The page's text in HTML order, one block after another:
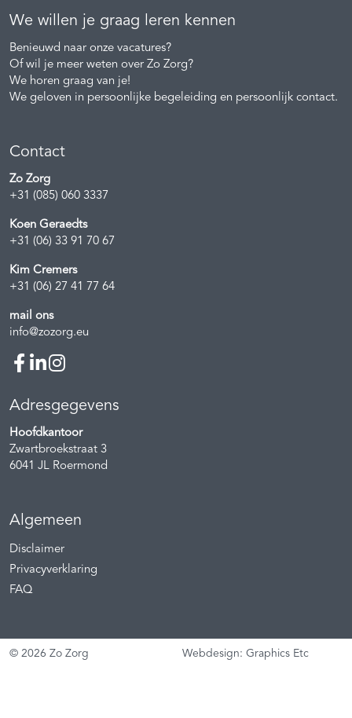
We willen je graag leren kennen
Benieuwd naar onze vacatures?
Of wil je meer weten over Zo Zorg?
We horen graag van je!
We geloven in persoonlijke begeleiding en persoonlijk contact.
Contact
Zo Zorg
+31 (085) 060 3337
Koen Geraedts
+31 (06) 33 91 70 67
Kim Cremers
+31 (06) 27 41 77 64
mail ons
info@zozorg.eu
Adresgegevens
Hoofdkantoor
Zwartbroekstraat 3
6041 JL Roermond
Algemeen
Disclaimer
Privacyverklaring
FAQ
© 2026 Zo Zorg Webdesign: Graphics Etc